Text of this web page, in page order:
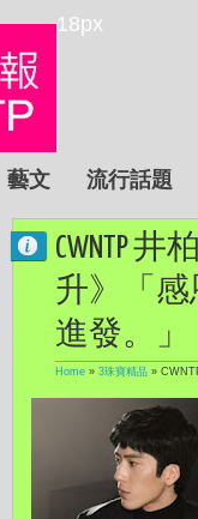
18px
藝文 流行話題
CWNTP
升》「
進發。」
Home » 3珠寶精品 »